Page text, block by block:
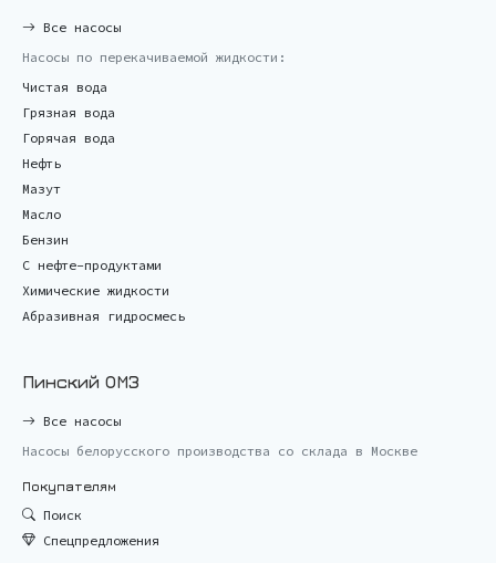
Все насосы
Насосы по перекачиваемой жидкости:
Чистая вода
Грязная вода
Горячая вода
Нефть
Мазут
Масло
Бензин
С нефте-продуктами
Химические жидкости
Абразивная гидросмесь
Пинский ОМЗ
Все насосы
Насосы белорусского производства со склада в Москве
Покупателям
Поиск
Спецпредложения